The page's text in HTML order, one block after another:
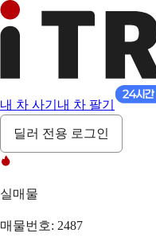
내 차 사기 내 차 팔기
딜러 전용 로그인
실매물
매물번호: 2487